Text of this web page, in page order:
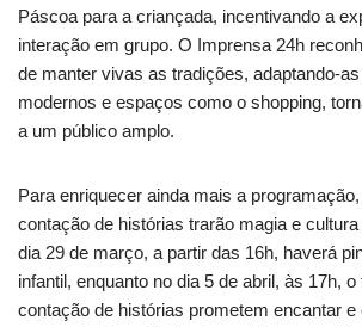
Páscoa para a criançada, incentivando a
interação em grupo. O Imprensa 24h
de manter vivas as tradições, adaptando-
modernos e espaços como o shopping,
a um público amplo.
Para enriquecer ainda mais a
contação de histórias trarão magia e
dia 29 de março, a partir das 16h, haverá
infantil, enquanto no dia 5 de abril, às 17h,
contação de histórias prometem encantar e